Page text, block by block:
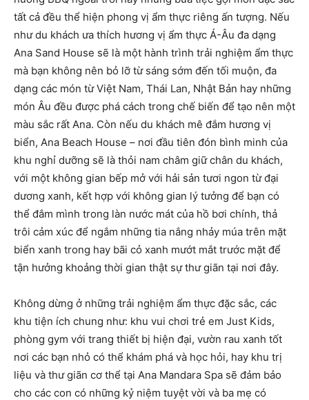
tất cả đều thể hiện phong vị ẩm thực riêng ấn tượng. Nếu
như du khách ưa thích hương vị ẩm thực Á-Âu đa dạng
Ana Sand House sẽ là một hành trình trải nghiệm ẩm thực
mà bạn không nên bỏ lỡ từ sáng sớm đến tối muộn, đa
dạng các món từ Việt Nam, Thái Lan, Nhật Bản hay những
món Âu đều được phá cách trong chế biến để tạo nên một
màu sắc rất Ana. Còn nếu du khách mê đắm hương vị
biển, Ana Beach House – nơi đầu tiên đón bình minh của
khu nghỉ dưỡng sẽ là thỏi nam châm giữ chân du khách,
với một không gian bếp mở với hải sản tươi ngon từ đại
dương xanh, kết hợp với không gian lý tưởng để bạn có
thể đắm mình trong làn nước mát của hồ bơi chính, thả
trôi cảm xúc để ngắm những tia nắng nhảy múa trên mặt
biển xanh trong hay bãi cỏ xanh mướt mắt trước mặt để
tận hưởng khoảng thời gian thật sự thư giãn tại nơi đây.
Không dừng ở những trải nghiệm ẩm thực đặc sắc, các
khu tiện ích chung như: khu vui chơi trẻ em Just Kids,
phòng gym với trang thiết bị hiện đại, vườn rau xanh tốt
nơi các bạn nhỏ có thể khám phá và học hỏi, hay khu trị
liệu và thư giãn cơ thể tại Ana Mandara Spa sẽ đảm bảo
cho các con có những kỷ niệm tuyệt vời và ba mẹ có